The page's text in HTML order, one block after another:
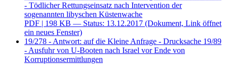
- Tödlicher Rettungseinsatz nach Intervention der
sogenannten libyschen Küstenwache
PDF | 198 KB — Status: 13.12.2017 (Dokument, Link öffnet
ein neues Fenster)
19/278 - Antwort: auf die Kleine Anfrage - Drucksache 19/89
- Ausfuhr von U-Booten nach Israel vor Ende von
Korruptionsermittlungen